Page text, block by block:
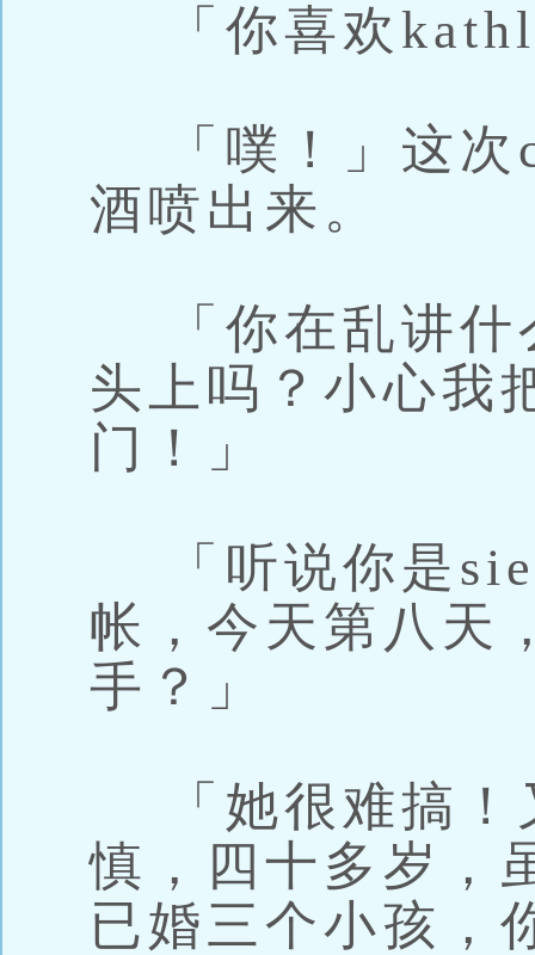
「你喜欢
「噗！」这次
酒喷出来。
「你在乱讲什
头上吗？小心我
门！」
「听说你是
帐，今天第八天
手？」
「她很难搞！
慎，四十多岁，
已婚三个小孩，